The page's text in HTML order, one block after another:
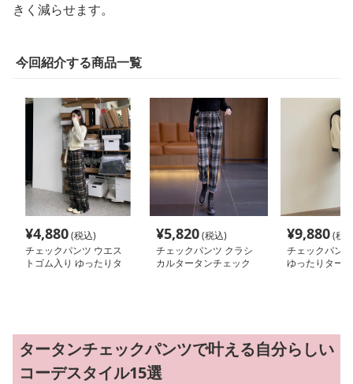
きく減らせます。
今回紹介する商品一覧
¥4,880(税込)
チェックパンツ ウエス
トゴム入り ゆったりタ
¥5,820(税込)
チェックパンツ クラシ
カルタータンチェック
¥9,880(税
チェックパン
ゆったりター
タータンチェックパンツで叶える自分らしい
コーデスタイル15選